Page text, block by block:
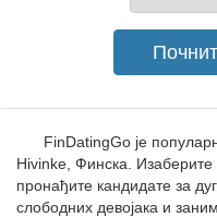
FinDatingGo је
Hivinke, Финска. Изаберите
пронађите кандидате за
слободних девојака и